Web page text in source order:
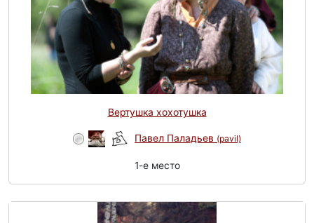
Вертушка хохотушка
Павел Паладьев (pavil)
1-e место